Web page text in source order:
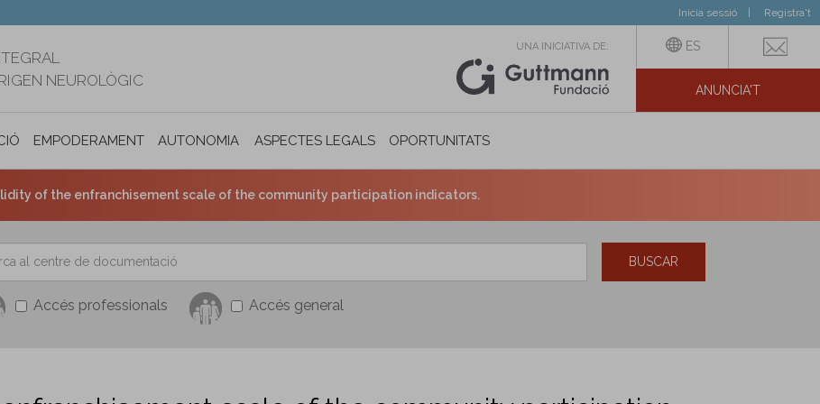
Inicia sessió Registra't
NEUROLÒGIC
UNA INICIATIVA DE: ES
ANUNCIA'T
EMPODERAMENT AUTONOMIA PERSONAL I INCLUSIÓ SOCIAL
ASPECTES LEGALS OPORTUNITATS
of the enfranchisement scale of the community participation indicators.
Accés professionals Accés general
BUSCAR